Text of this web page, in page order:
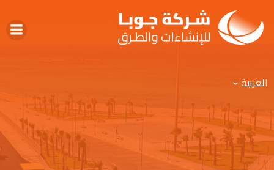
العربية